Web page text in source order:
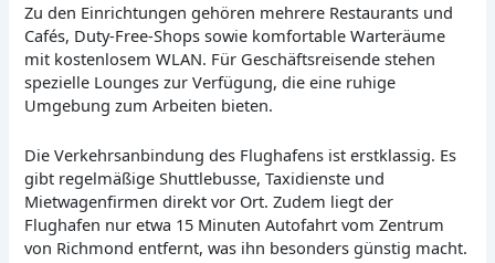
Zu den Einrichtungen gehören mehrere Restaurants und
Cafés, Duty-Free-Shops sowie komfortable Warteräume
mit kostenlosem WLAN. Für Geschäftsreisende stehen
spezielle Lounges zur Verfügung, die eine ruhige
Umgebung zum Arbeiten bieten.
Die Verkehrsanbindung des Flughafens ist erstklassig. Es
gibt regelmäßige Shuttlebusse, Taxidienste und
Mietwagenfirmen direkt vor Ort. Zudem liegt der
Flughafen nur etwa 15 Minuten Autofahrt vom Zentrum
von Richmond entfernt, was ihn besonders günstig macht.